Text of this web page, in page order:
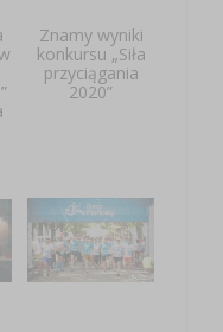
Znamy wyniki
konkursu „Siła
przyciągania
2020”